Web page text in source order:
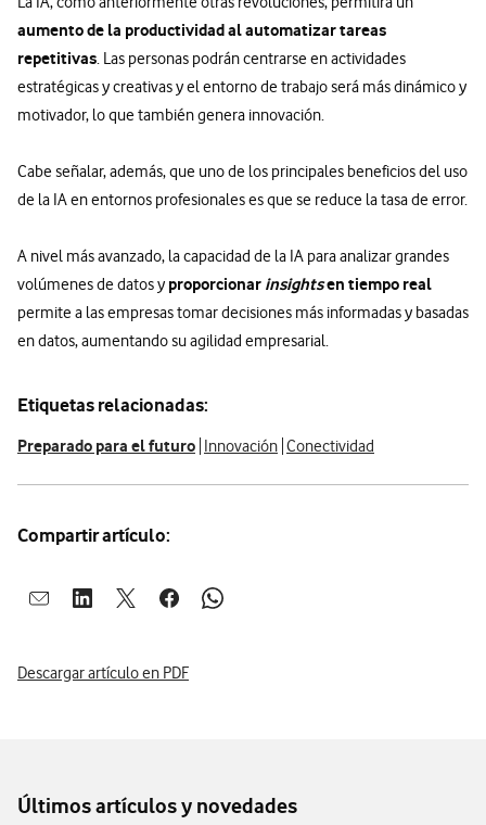
aumento de la productividad al automatizar tareas
repetitivas. Las personas podrán centrarse en actividades
estratégicas y creativas y el entorno de trabajo será más dinámico y
motivador, lo que también genera innovación.
Cabe señalar, además, que uno de los principales beneficios del uso
de la IA en entornos profesionales es que se reduce la tasa de error.
A nivel más avanzado, la capacidad de la IA para analizar grandes
volúmenes de datos y proporcionar insightsen tiempo real
permite a las empresas tomar decisiones más informadas y basadas
en datos, aumentando su agilidad empresarial.
Etiquetas relacionadas:
Preparado para el futuro Innovación Conectividad
Compartir artículo:
Abrir ventana para compartir en mail
Abrir ventana para compartir en linkedin
Abrir ventana para compartir en twitter
Abrir ventana para compartir en facebook
Abrir ventana para compartir en
Descargar artículo en PDF
Últimos artículos y novedades